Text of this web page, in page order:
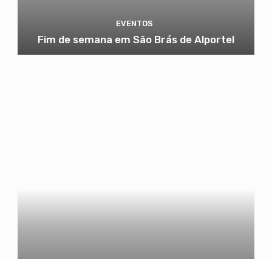
EVENTOS
Fim de semana em São Brás de Alportel